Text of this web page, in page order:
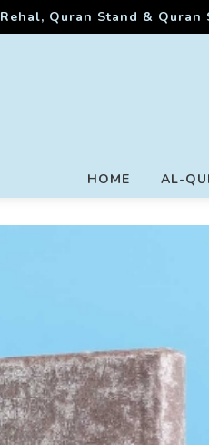
Rehal, Quran Stand &
HOME AL-